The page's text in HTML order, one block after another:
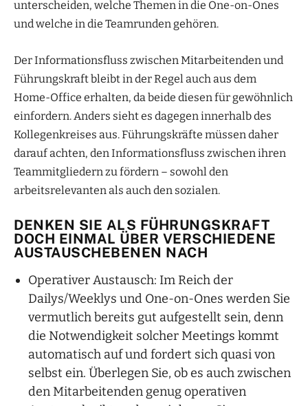
unterscheiden, welche Themen in die One-on-Ones
und welche in die Teamrunden gehören.
Der Informationsfluss zwischen Mitarbeitenden und
Führungskraft bleibt in der Regel auch aus dem
Home-Office erhalten, da beide diesen für gewöhnlich
einfordern. Anders sieht es dagegen innerhalb des
Kollegenkreises aus. Führungskräfte müssen daher
darauf achten, den Informationsfluss zwischen ihren
Teammitgliedern zu fördern – sowohl den
arbeitsrelevanten als auch den sozialen.
DENKEN SIE ALS FÜHRUNGSKRAFT
DOCH EINMAL ÜBER VERSCHIEDENE
AUSTAUSCHEBENEN NACH
Operativer Austausch: Im Reich der
Dailys/Weeklys und One-on-Ones werden Sie
vermutlich bereits gut aufgestellt sein, denn
die Notwendigkeit solcher Meetings kommt
automatisch auf und fordert sich quasi von
selbst ein. Überlegen Sie, ob es auch zwischen
den Mitarbeitenden genug operativen